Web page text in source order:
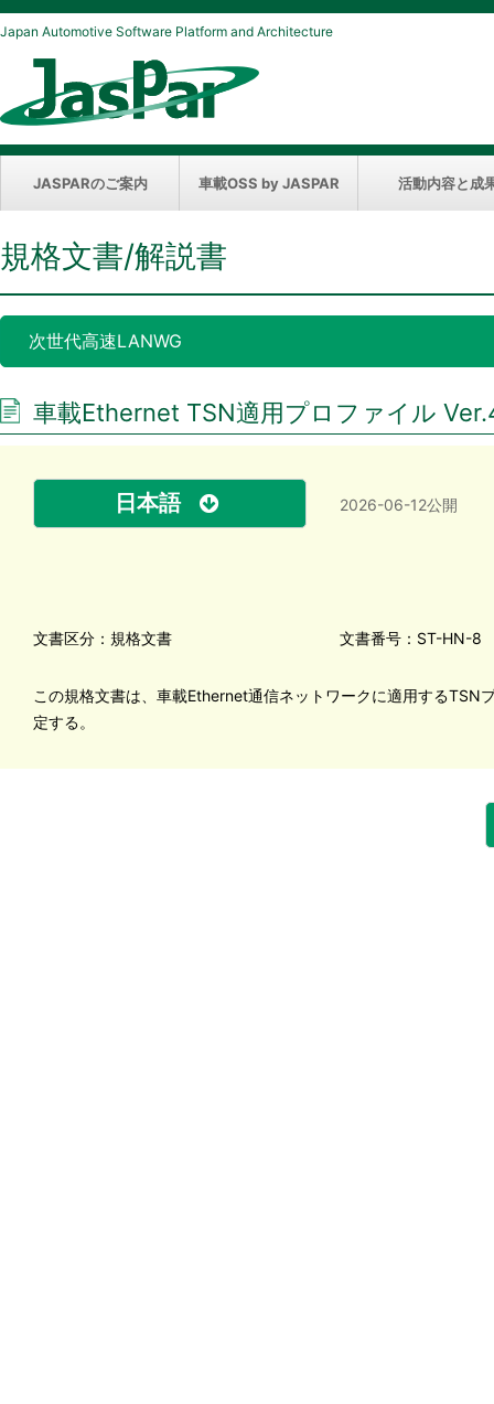
Japan Automotive Software Platform and Architecture
JASPARのご案内 車載OSS by JASPAR 活動内容と成
規格文書/解説書
次世代高速LANWG
車載Ethernet TSN適用プロファイル
日本語 2026-06-12公開
文書区分：規格文書 文書番号：ST-HN-8
この規格文書は、車載Ethernet通信ネットワークに適用するTSN
定する。